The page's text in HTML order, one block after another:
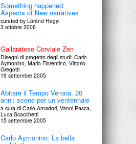
Something happened.
Aspects of New narratives
curated by Lóránd Hegyi
3 ottobre 2006
Gallaratese Corviale Zen
Disegni di progetto degli studi: Carlo
Aymonino, Mario Fiorentino, Vittorio
Gregotti
19 settembre 2005
Abitare il Tempo Verona. 20
anni: scene per un ventennale
a cura di Carlo Amadori, Vanni Pasca,
Luca Scacchetti
15 settembre 2005
Carlo Aymonino: La bella